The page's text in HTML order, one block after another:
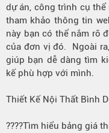
dự án, công trình cụ
tham khảo thông tin
này bạn có thể nắm rõ
của đơn vị đó. Ngoài
giúp bạn dễ dàng tìm
kế phù hợp với mình.
Thiết Kế Nội Thất Bình
????Tìm hiểu bảng giá